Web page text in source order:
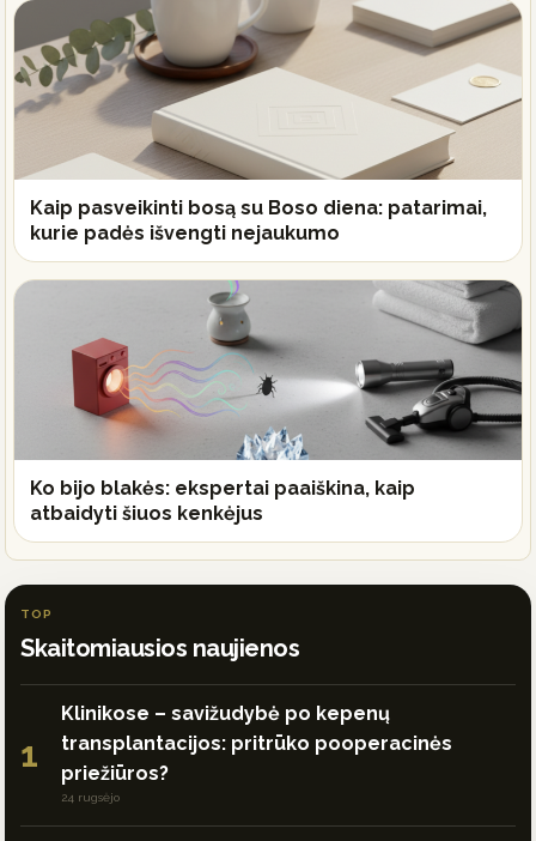
Kaip pasveikinti bosą su Boso diena: patarimai,
kurie padės išvengti nejaukumo
Ko bijo blakės: ekspertai paaiškina, kaip
atbaidyti šiuos kenkėjus
TOP
Skaitomiausios naujienos
1
Klinikose – savižudybė po kepenų
transplantacijos: pritrūko pooperacinės
priežiūros?
24 rugsėjo